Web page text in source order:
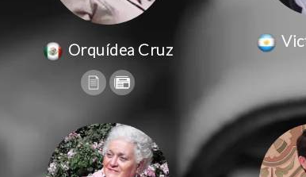
Orquídea Cruz